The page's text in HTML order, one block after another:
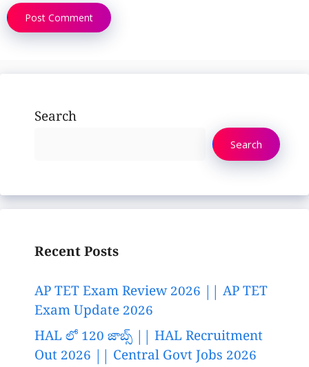
Search
Search
Recent Posts
AP TET Exam Review 2026 || AP TET
Exam Update 2026
HAL లో 120 జాబ్స్ || HAL Recruitment
Out 2026 || Central Govt Jobs 2026